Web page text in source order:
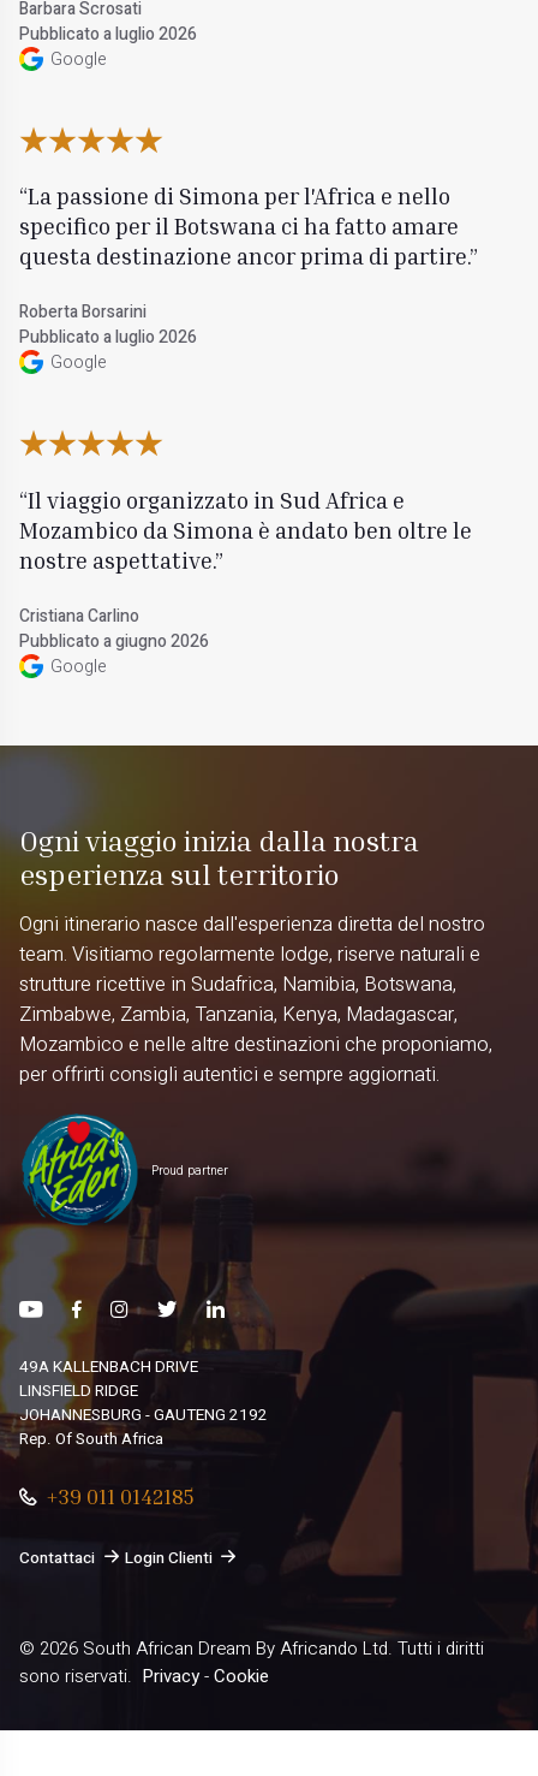
Barbara Scrosati
Pubblicato a luglio 2026
Google
La passione di Simona per l'Africa e nello
specifico per il Botswana ci ha fatto amare
questa destinazione ancor prima di partire.
Roberta Borsarini
Pubblicato a luglio 2026
Google
Il viaggio organizzato in Sud Africa e
Mozambico da Simona è andato ben oltre le
nostre aspettative.
Cristiana Carlino
Pubblicato a giugno 2026
Google
Ogni viaggio inizia dalla nostra
esperienza sul territorio
Ogni itinerario nasce dall'esperienza diretta del nostro
team. Visitiamo regolarmente lodge, riserve naturali e
strutture ricettive in Sudafrica, Namibia, Botswana,
Zimbabwe, Zambia, Tanzania, Kenya, Madagascar,
Mozambico e nelle altre destinazioni che proponiamo,
per offrirti consigli autentici e sempre aggiornati.
Proud partner
49A KALLENBACH DRIVE
LINSFIELD RIDGE
JOHANNESBURG - GAUTENG 2192
Rep. Of South Africa
+39 011 0142185
Contattaci Login Clienti
© 2026 South African Dream By Africando Ltd. Tutti i diritti
sono riservati. Privacy-Cookie